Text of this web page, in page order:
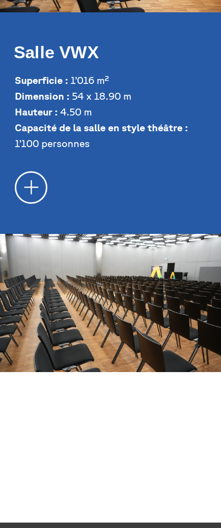
Salle VWX
Superficie : 1’016 m²
Dimension : 54 x 18.90 m
Hauteur : 4.50 m
Capacité de la salle en style théâtre :
1’100 personnes